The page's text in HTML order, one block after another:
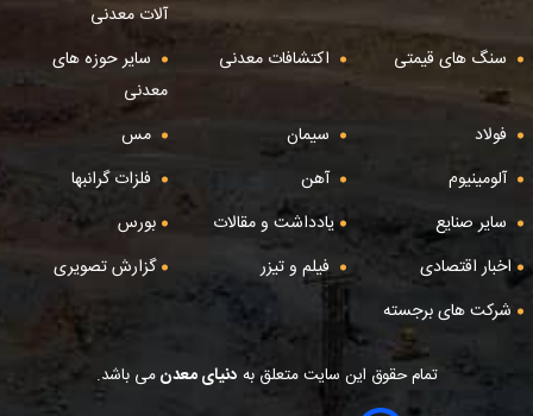
آلات معدنی
سنگ های قیمتی
اکتشافات معدنی
سایر حوزه های
معدنی
فولاد
سیمان
مس
آلومینیوم
آهن
فلزات گرانبها
سایر صنایع
یادداشت و مقالات
بورس
اخبار اقتصادی
فیلم و تیزر
گزارش تصویری
شرکت های برجسته
تمام حقوق این سایت متعلق به دنیای معدنمی باشد.